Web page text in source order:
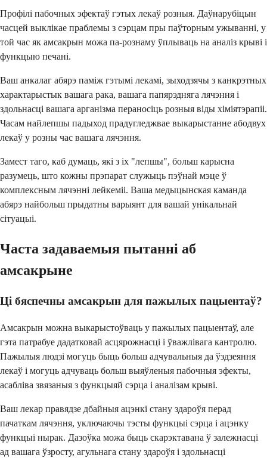
Профілі пабочных эфектаў гэтых лекаў розныя. Даўнарубіцын
часцей выклікае праблемы з сэрцам пры паўторным ужыванні, у
той час як амсакрын можа па-рознаму ўплываць на аналіз крыві і
функцыю печані.
Ваш анкалаг абярэ паміж гэтымі лекамі, зыходзячы з канкрэтных
характарыстык вашага рака, вашага папярэдняга лячэння і
здольнасці вашага арганізма пераносіць розныя віды хіміятэрапіі.
Часам найлепшы падыход прадугледжвае выкарыстанне абодвух
лекаў у розны час вашага лячэння.
Замест таго, каб думаць, які з іх "лепшы", больш карысна
разумець, што кожны прэпарат служыць пэўнай мэце ў
комплексным лячэнні лейкеміі. Ваша медыцынская каманда
абярэ найбольш прыдатны варыянт для вашай унікальнай
сітуацыі.
Часта задаваемыя пытанні аб
амсакрыне
Ці бяспечны амсакрын для пажылых пацыентаў?
Амсакрын можна выкарыстоўваць у пажылых пацыентаў, але
гэта патрабуе дадатковай асцярожнасці і ўважлівага кантролю.
Пажылыя людзі могуць быць больш адчувальныя да ўздзеяння
лекаў і могуць адчуваць больш выяўленыя пабочныя эфекты,
асабліва звязаныя з функцыяй сэрца і аналізам крыві.
Ваш лекар правядзе дбайныя ацэнкі стану здароўя перад
пачаткам лячэння, уключаючы тэсты функцыі сэрца і ацэнку
функцыі нырак. Дазоўка можа быць скарэктавана ў залежнасці
ад вашага ўзросту, агульнага стану здароўя і здольнасці